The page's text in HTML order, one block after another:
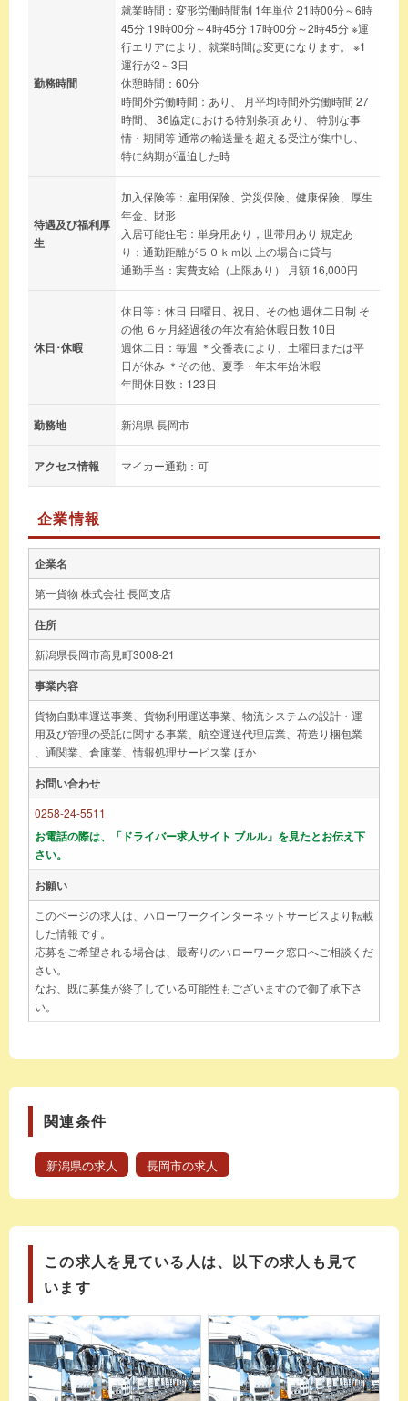
勤務時間
就業時間：変形労働時間制 1年単位 21時00分～6時
45分 19時00分～4時45分 17時00分～2時45分 ※運
行エリアにより、就業時間は変更になります。 ※1
運行が2～3日
休憩時間：60分
時間外労働時間：あり、 月平均時間外労働時間 27
時間、 36協定における特別条項 あり、 特別な事
情・期間等 通常の輸送量を超える受注が集中し、
特に納期が逼迫した時
待遇及び福利厚
生
加入保険等：雇用保険、労災保険、健康保険、厚生
年金、財形
入居可能住宅：単身用あり，世帯用あり 規定あ
り：通勤距離が５０ｋｍ以 上の場合に貸与
通勤手当：実費支給（上限あり） 月額 16,000円
休日･休暇
休日等：休日 日曜日、祝日、その他 週休二日制 そ
の他 ６ヶ月経過後の年次有給休暇日数 10日
週休二日：毎週 ＊交番表により、土曜日または平
日が休み ＊その他、夏季・年末年始休暇
年間休日数：123日
勤務地 新潟県 長岡市
アクセス情報 マイカー通勤：可
企業情報
企業名
第一貨物 株式会社 長岡支店
住所
新潟県長岡市高見町3008-21
事業内容
貨物自動車運送事業、貨物利用運送事業、物流システムの設計・運
用及び管理の受託に関する事業、航空運送代理店業、荷造り梱包業
、通関業、倉庫業、情報処理サービス業 ほか
お問い合わせ
0258-24-5511
お電話の際は、「ドライバー求人サイト ブルル」を見たとお伝え下
さい。
お願い
このページの求人は、ハローワークインターネットサービスより転載
した情報です。
応募をご希望される場合は、最寄りのハローワーク窓口へご相談くだ
さい。
なお、既に募集が終了している可能性もございますので御了承下さ
い。
関連条件
新潟県の求人 長岡市の求人
この求人を見ている人は、以下の求人も見て
います